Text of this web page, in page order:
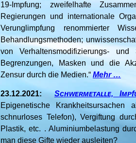
19-Impfung; zweifelhafte
Regierungen und internationale
Verunglimpfung renommierter
Behandlungsmethoden;
von Verhaltensmodifizierungs-
Begrenzungen, Masken und die
Zensur durch die Medien.“ Mehr …
23.12.2021: Sᴄʜᴡᴇʀᴍᴇᴛᴀʟʟᴇ,
Epigenetische Krankheitsursachen
schnurloses Telefon), Vergiftung
Plastik, etc. . Aluminiumbelastung
man diese Gifte wieder ausleiten?